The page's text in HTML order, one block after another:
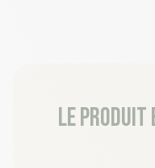
Le produit